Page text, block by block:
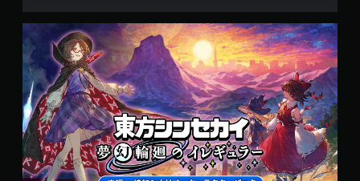
編
＋
追
加
シ
ナ
リ
オ
・
キ